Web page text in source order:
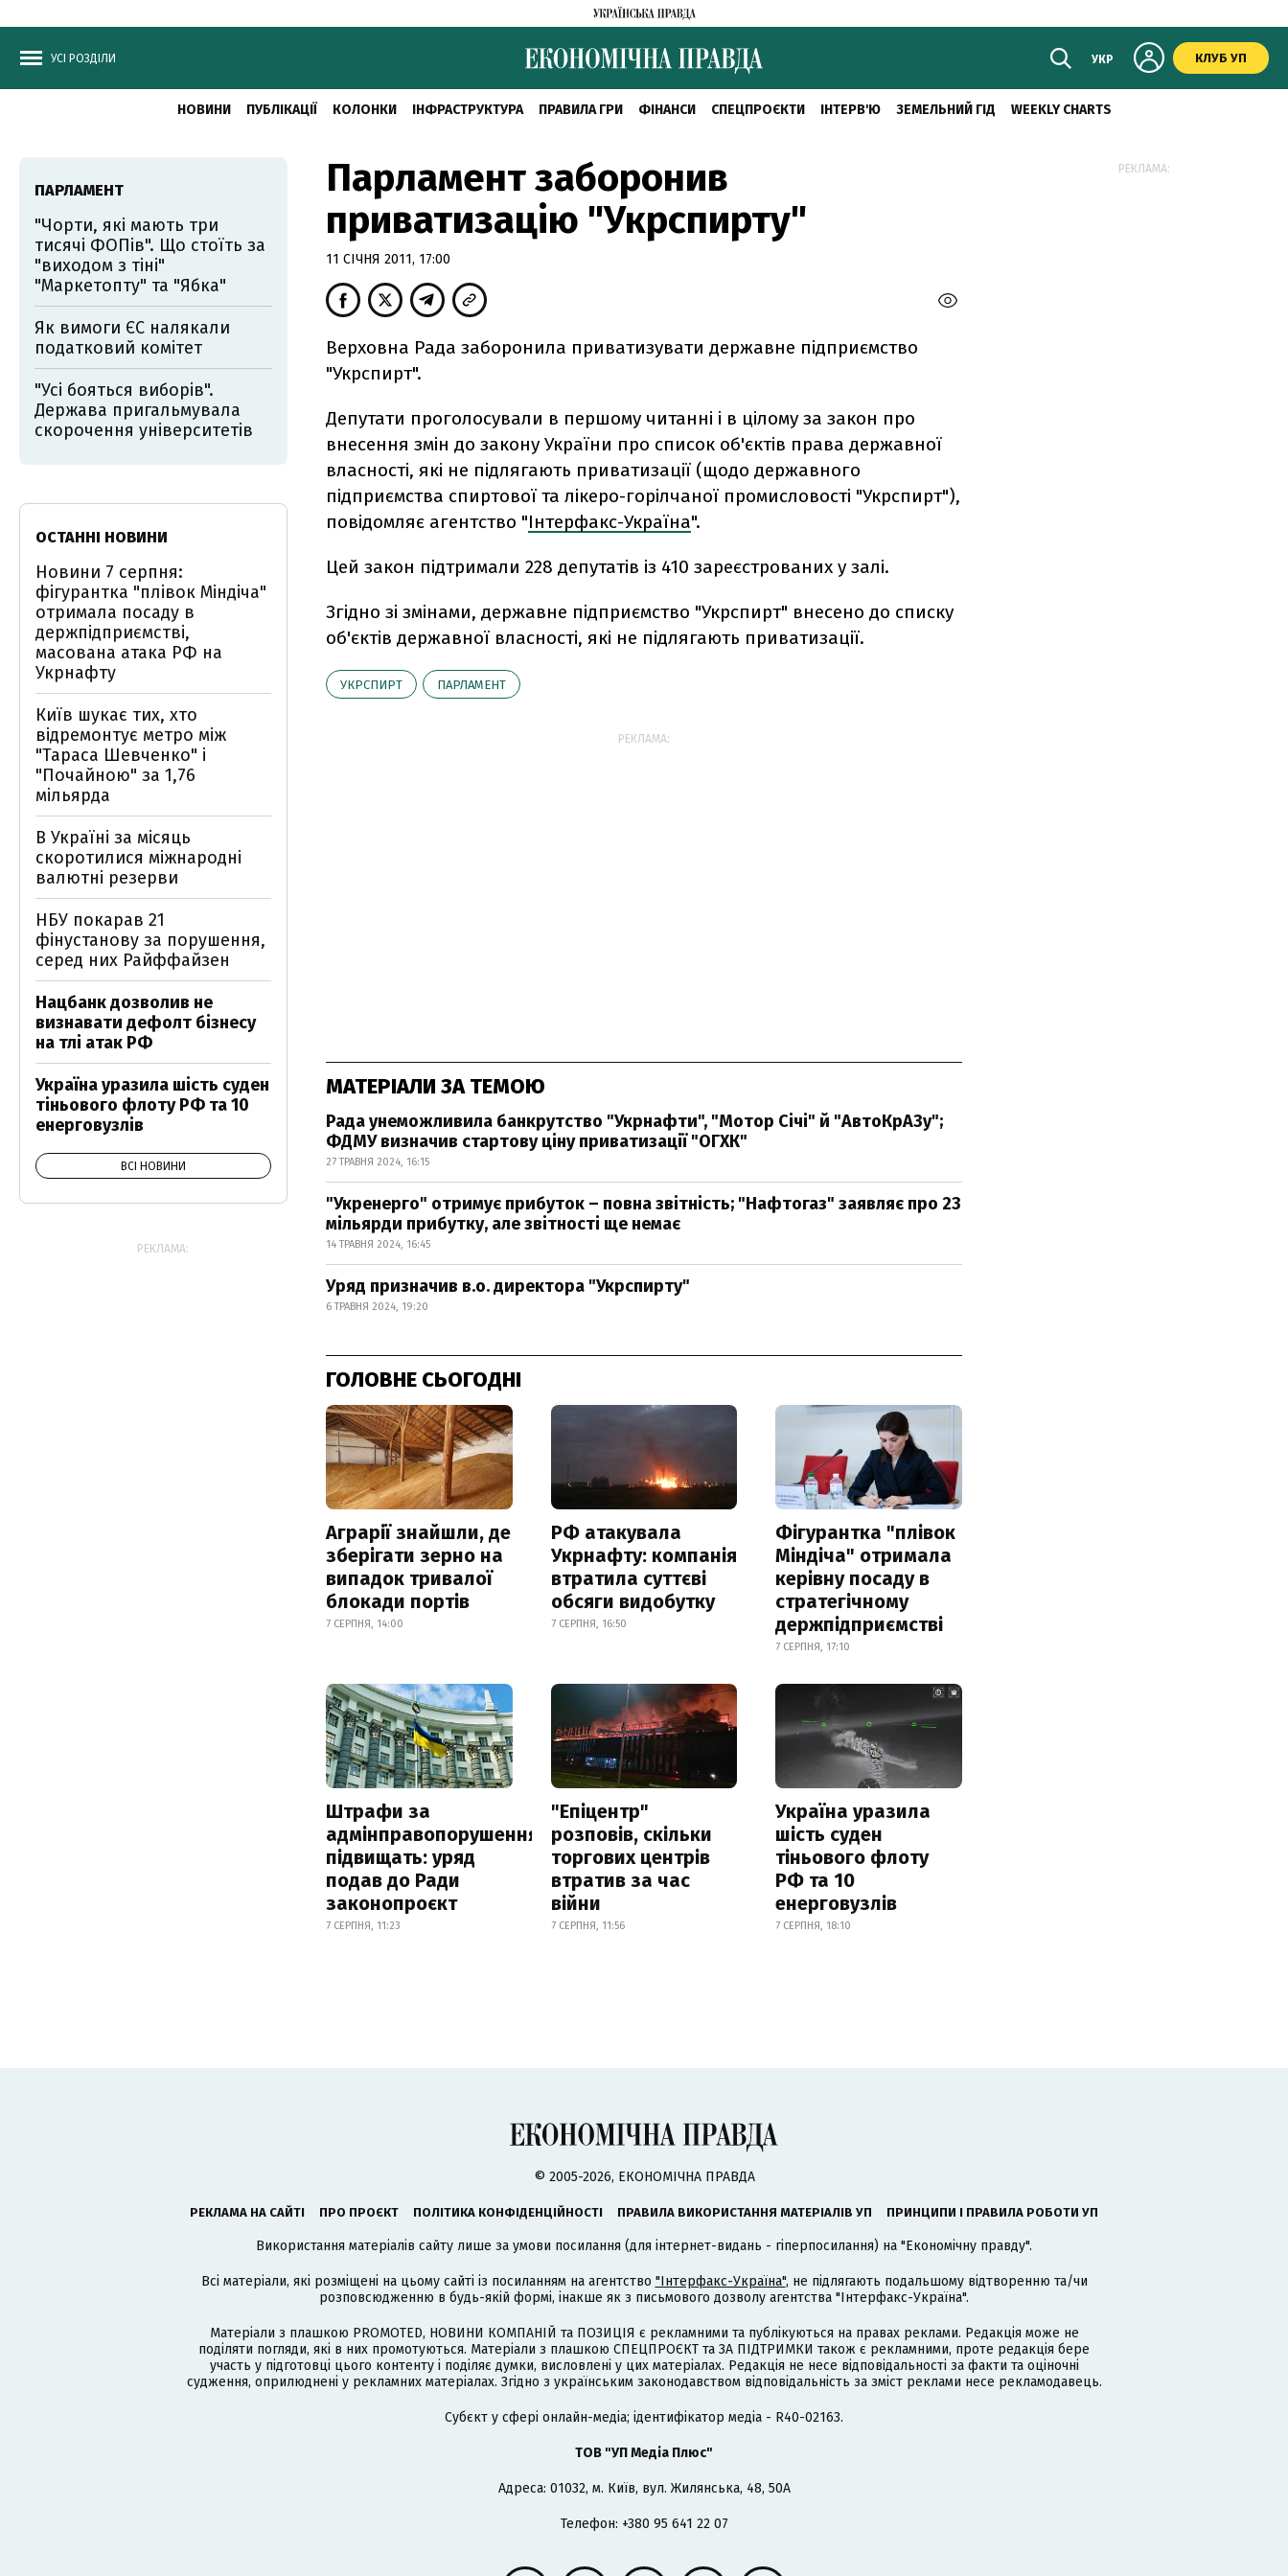
УСІ РОЗДІЛИ УКР КЛУБ УП
НОВИНИ ПУБЛІКАЦІЇ КОЛОНКИ ІНФРАСТРУКТУРА ПРАВИЛА ГРИ ФІНАНСИ СПЕЦПРОЄКТИ ІНТЕРВ'Ю ЗЕМЕЛЬНИЙ ГІД WEEKLY CHARTS
Парламент заборонив
приватизацію "Укрспирту"
11 СІЧНЯ 2011, 17:00
Верховна Рада заборонила приватизувати державне підприємство
"Укрспирт".
Депутати проголосували в першому читанні і в цілому за закон про
внесення змін до закону України про список об'єктів права державної
власності, які не підлягають приватизації (щодо державного
підприємства спиртової та лікеро-горілчаної промисловості "Укрспирт"),
повідомляє агентство "Інтерфакс-Україна".
Цей закон підтримали 228 депутатів із 410 зареєстрованих у залі.
Згідно зі змінами, державне підприємство "Укрспирт" внесено до списку
об'єктів державної власності, які не підлягають приватизації.
УКРСПИРТ ПАРЛАМЕНТ
РЕКЛАМА:
МАТЕРІАЛИ ЗА ТЕМОЮ
Рада унеможливила банкрутство "Укрнафти", "Мотор Січі" й "АвтоКрАЗу";
ФДМУ визначив стартову ціну приватизації "ОГХК"
27 ТРАВНЯ 2024, 16:15
"Укренерго" отримує прибуток – повна звітність; "Нафтогаз" заявляє про 23
мільярди прибутку, але звітності ще немає
14 ТРАВНЯ 2024, 16:45
Уряд призначив в.о. директора "Укрспирту"
6 ТРАВНЯ 2024, 19:20
ГОЛОВНЕ СЬОГОДНІ
Аграрії знайшли, де
зберігати зерно на
випадок тривалої
блокади портів
7 СЕРПНЯ, 14:00
РФ атакувала
Укрнафту: компанія
втратила суттєві
обсяги видобутку
7 СЕРПНЯ, 16:50
Фігурантка "плівок
Міндіча" отримала
керівну посаду в
стратегічному
держпідприємстві
7 СЕРПНЯ, 17:10
Штрафи за
адмінправопорушення
підвищать: уряд
подав до Ради
законопроєкт
7 СЕРПНЯ, 11:23
"Епіцентр"
розповів, скільки
торгових центрів
втратив за час
війни
7 СЕРПНЯ, 11:56
Україна уразила
шість суден
тіньового флоту
РФ та 10
енерговузлів
7 СЕРПНЯ, 18:10
ПАРЛАМЕНТ
"Чорти, які мають три
тисячі ФОПів". Що стоїть за
"виходом з тіні"
"Маркетопту" та "Ябка"
Як вимоги ЄС налякали
податковий комітет
"Усі бояться виборів".
Держава пригальмувала
скорочення університетів
ОСТАННІ НОВИНИ
Новини 7 серпня:
фігурантка "плівок Міндіча"
отримала посаду в
держпідприємстві,
масована атака РФ на
Укрнафту
Київ шукає тих, хто
відремонтує метро між
"Тараса Шевченко" і
"Почайною" за 1,76
мільярда
В Україні за місяць
скоротилися міжнародні
валютні резерви
НБУ покарав 21
фінустанову за порушення,
серед них Райффайзен
Нацбанк дозволив не
визнавати дефолт бізнесу
на тлі атак РФ
Україна уразила шість суден
тіньового флоту РФ та 10
енерговузлів
ВСІ НОВИНИ
РЕКЛАМА:
РЕКЛАМА:
© 2005-2026, ЕКОНОМІЧНА ПРАВДА
РЕКЛАМА НА САЙТІ ПРО ПРОЄКТ ПОЛІТИКА КОНФІДЕНЦІЙНОСТІ ПРАВИЛА ВИКОРИСТАННЯ МАТЕРІАЛІВ УП ПРИНЦИПИ І ПРАВИЛА РОБОТИ УП
Використання матеріалів сайту лише за умови посилання (для інтернет-видань - гіперпосилання) на "Економічну правду".
Всі матеріали, які розміщені на цьому сайті із посиланням на агентство "Інтерфакс-Україна", не підлягають подальшому відтворенню та/чи
розповсюдженню в будь-якій формі, інакше як з письмового дозволу агентства "Інтерфакс-Україна".
Матеріали з плашкою PROMOTED, НОВИНИ КОМПАНІЙ та ПОЗИЦІЯ є рекламними та публікуються на правах реклами. Редакція може не
поділяти погляди, які в них промотуються. Матеріали з плашкою СПЕЦПРОЄКТ та ЗА ПІДТРИМКИ також є рекламними, проте редакція бере
участь у підготовці цього контенту і поділяє думки, висловлені у цих матеріалах. Редакція не несе відповідальності за факти та оціночні
судження, оприлюднені у рекламних матеріалах. Згідно з українським законодавством відповідальність за зміст реклами несе рекламодавець.
Cубєкт у сфері онлайн-медіа; ідентифікатор медіа - R40-02163.
ТОВ "УП Медіа Плюс"
Адреса: 01032, м. Київ, вул. Жилянська, 48, 50А
Телефон: +380 95 641 22 07